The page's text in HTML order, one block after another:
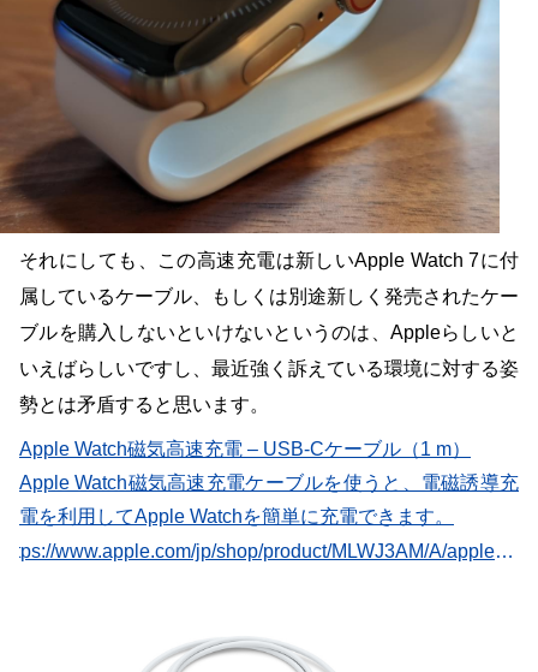
それにしても、この高速充電は新しいApple Watch 7に付
属しているケーブル、もしくは別途新しく発売されたケー
ブルを購入しないといけないというのは、Appleらしいと
いえばらしいですし、最近強く訴えている環境に対する姿
勢とは矛盾すると思います。
Apple Watch磁気高速充電 – USB-Cケーブル（1 m）
Apple Watch磁気高速充電ケーブルを使うと、電磁誘導充
電を利用してApple Watchを簡単に充電できます。
https://www.apple.com/jp/shop/product/MLWJ3AM/A/apple-watch%E7%A3%81%E6%B0%97%E9%AB%98%E9%80%9F%E5%85%85%E9%9B%BB-usb-c%E3%82%B1%E3%83%BC%E3%83%96%E3%83%AB1-m